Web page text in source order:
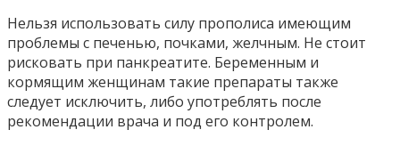
Нельзя использовать силу прополиса имеющим
проблемы с печенью, почками, желчным. Не стоит
рисковать при панкреатите. Беременным и
кормящим женщинам такие препараты также
следует исключить, либо употреблять после
рекомендации врача и под его контролем.